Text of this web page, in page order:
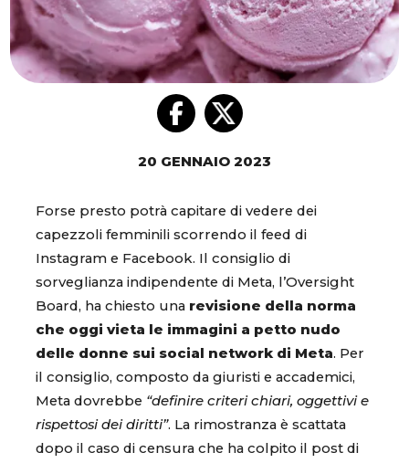
20 GENNAIO 2023
Forse presto potrà capitare di vedere dei
capezzoli femminili scorrendo il feed di
Instagram e Facebook. Il consiglio di
sorveglianza indipendente di Meta, l’Oversight
Board, ha chiesto una revisione della norma
che oggi vieta le immagini a petto nudo
delle donne sui social network di Meta. Per
il consiglio, composto da giuristi e accademici,
Meta dovrebbe “definire criteri chiari, oggettivi e
rispettosi dei diritti”. La rimostranza è scattata
dopo il caso di censura che ha colpito il post di